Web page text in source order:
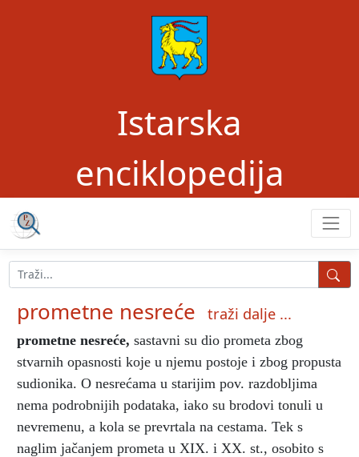
Istarska
enciklopedija
prometne nesreće traži dalje ...
prometne nesreće, sastavni su dio prometa zbog
stvarnih opasnosti koje u njemu postoje i zbog propusta
sudionika. O nesrećama u starijim pov. razdobljima
nema podrobnijih podataka, iako su brodovi tonuli u
nevremenu, a kola se prevrtala na cestama. Tek s
naglim jačanjem prometa u XIX. i XX. st., osobito s